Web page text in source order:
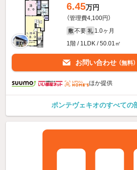
6.45万円
（管理費4,100円）
敷 不要 礼 1.0ヶ月
1階 / 1LDK / 50.01㎡
お問い合わせ （無料）
ほか提供
ポンテヴェキオのすべての